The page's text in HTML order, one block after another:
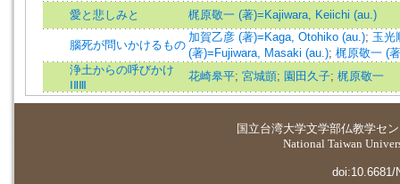
愛と悲しみと 梶原敬一 (著)=Kajiwara, Keiichi (au.)
腦死が問いかけるもの
加賀乙彦 (著)=Kaga, Otohiko (au.); 玉光
(著)=Fujiwara, Masaki (au.); 梶原敬一 (
浄土からの呼びかけ
ⅠⅡⅢ
花崎皋平; 宮城顗; 園田久子; 梶原敬一
国立台湾大学文学部仏教学セ
National Taiwan
doi:10.6681/